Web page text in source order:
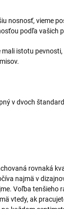
nosnosť, vieme
podľa vašich
mali istotu
v dvoch
rovnaká
najmä v
Voľba tenšieho
vtedy, ak